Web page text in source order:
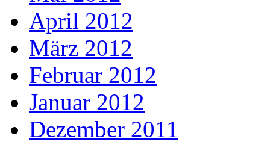
April 2012
März 2012
Februar 2012
Januar 2012
Dezember 2011